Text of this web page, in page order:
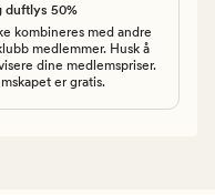
duftlys 50%
kombineres med andre
medlemmer. Husk å
dine medlemspriser.
er gratis.